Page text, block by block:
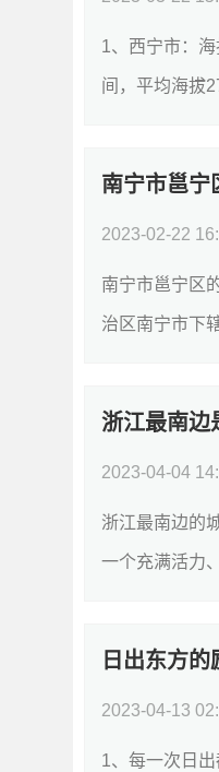
1、西宁市：
间，平均海拔
南宁市邕宁
2023-02-22
南宁市邕宁区
治区南宁市下
浙江最南边
2023-04-04
浙江最南边的
一个充满活力
日出东方
2023-04-13
1、每一次日